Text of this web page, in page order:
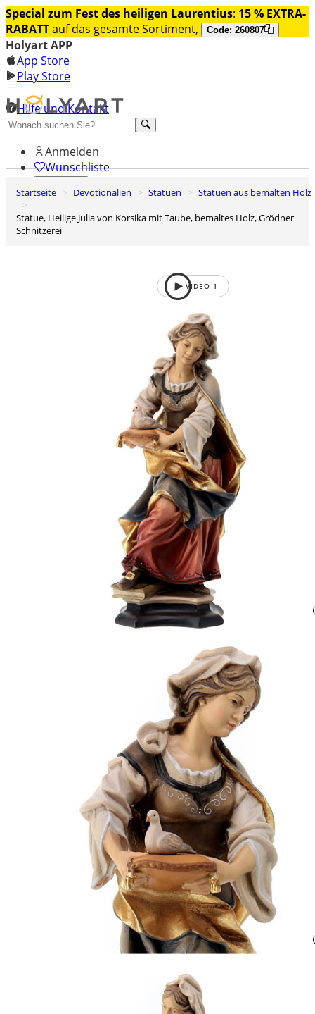
Special zum Fest des heiligen Laurentius: 15 % EXTRA-
RABATTauf das gesamte Sortiment, Code: 260807
Holyart APP
App Store
Play Store
Hilfe und Kontakt
Entdecken Sie Premium
Anmelden
Wunschliste
0
Startseite Devotionalien Statuen
Statuen aus bemalten Holz
Statue, Heilige Julia von Korsika mit Taube, bemaltes Holz, Grödner
Schnitzerei
VIDEO 1